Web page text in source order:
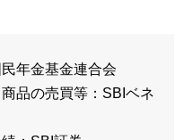
年金基金連合会
品の売買等：SBIベネ